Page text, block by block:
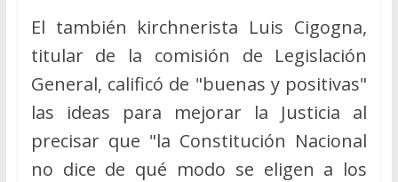
El también kirchnerista Luis Cigogna,
titular de la comisión de Legislación
General, calificó de "buenas y positivas"
las ideas para mejorar la Justicia al
precisar que "la Constitución Nacional
no dice de qué modo se eligen a los